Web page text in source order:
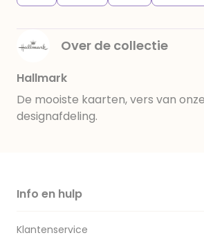
Over de collectie
Hallmark
De mooiste kaarten, vers van
designafdeling.
Info en hulp
Klantenservice